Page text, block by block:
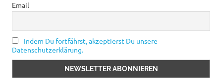
Email
Indem Du fortfährst, akzeptierst Du unsere
Datenschutzerklärung.